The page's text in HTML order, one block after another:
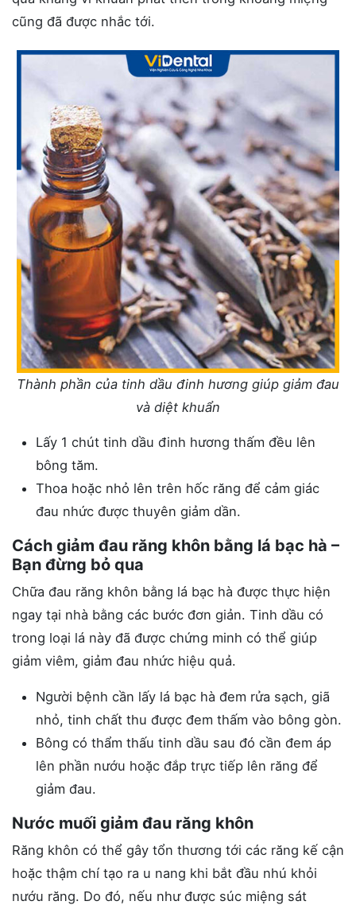
cũng đã được nhắc tới.
Thành phần của tinh dầu đinh hương giúp giảm đau
và diệt khuẩn
Lấy 1 chút tinh dầu đinh hương thấm đều lên
bông tăm.
Thoa hoặc nhỏ lên trên hốc răng để cảm giác
đau nhức được thuyên giảm dần.
Cách giảm đau răng khôn bằng lá bạc hà –
Bạn đừng bỏ qua
Chữa đau răng khôn bằng lá bạc hà được thực hiện
ngay tại nhà bằng các bước đơn giản. Tinh dầu có
trong loại lá này đã được chứng minh có thể giúp
giảm viêm, giảm đau nhức hiệu quả.
Người bệnh cần lấy lá bạc hà đem rửa sạch, giã
nhỏ, tinh chất thu được đem thấm vào bông gòn.
Bông có thẩm thấu tinh dầu sau đó cần đem áp
lên phần nướu hoặc đắp trực tiếp lên răng để
giảm đau.
Nước muối giảm đau răng khôn
Răng khôn có thể gây tổn thương tới các răng kế cận
hoặc thậm chí tạo ra u nang khi bắt đầu nhú khỏi
nướu răng. Do đó, nếu như được súc miệng sát